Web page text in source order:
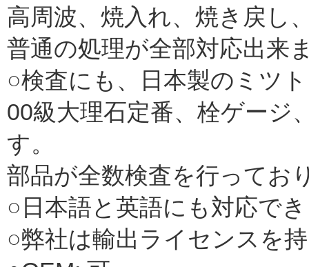
高周波、焼入れ、焼き戻し
普通の処理が全部対応出来
○検査にも、日本製のミツ
00級大理石定番、栓ゲージ
す。
部品が全数検査を行ってお
○日本語と英語にも対応で
○弊社は輸出ライセンスを